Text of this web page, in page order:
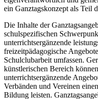
ein Ganztagskonzept als Teil
Die Inhalte der
schulspezifischen
unterrichtsergänzende
freizeitpädagogische
Schulclubarbeit umfassen.
künstlerischen Bereich
unterrichtsergänzende
Verbänden und Vereinen
Bildung leisten.